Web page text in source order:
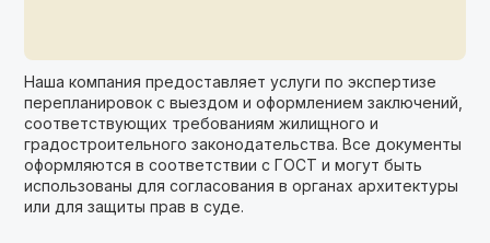
Наша компания предоставляет услуги по экспертизе
перепланировок с выездом и оформлением заключений,
соответствующих требованиям жилищного и
градостроительного законодательства. Все документы
оформляются в соответствии с ГОСТ и могут быть
использованы для согласования в органах архитектуры
или для защиты прав в суде.